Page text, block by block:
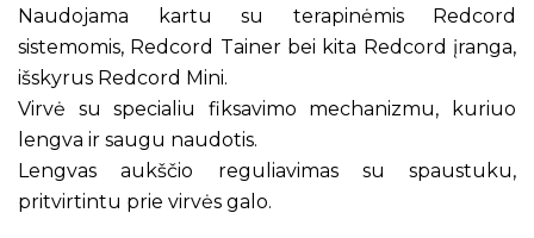
Naudojama kartu su terapinėmis Redcord
sistemomis, Redcord Tainer bei kita Redcord įranga,
išskyrus Redcord Mini.
Virvė su specialiu fiksavimo mechanizmu, kuriuo
lengva ir saugu naudotis.
Lengvas aukščio reguliavimas su spaustuku,
pritvirtintu prie virvės galo.